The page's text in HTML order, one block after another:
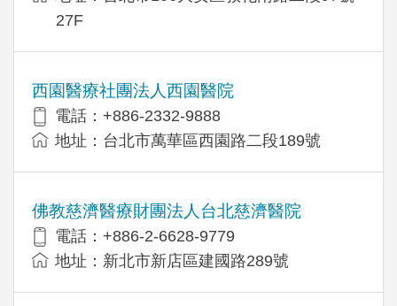
27F
西園醫療社團法人西園醫院
電話：+886-2332-9888
地址：台北市萬華區西園路二段189號
佛教慈濟醫療財團法人台北慈濟醫院
電話：+886-2-6628-9779
地址：新北市新店區建國路289號